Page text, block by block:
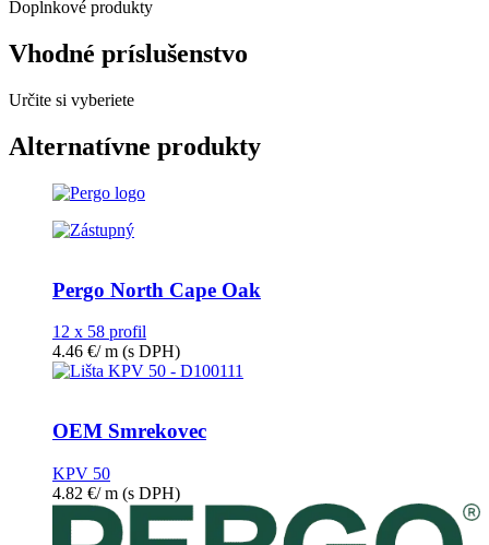
Doplnkové produkty
Vhodné príslušenstvo
Určite si vyberiete
Alternatívne produkty
Pergo North Cape Oak
12 x 58 profil
4.46 €/ m (s DPH)
OEM Smrekovec
KPV 50
4.82 €/ m (s DPH)